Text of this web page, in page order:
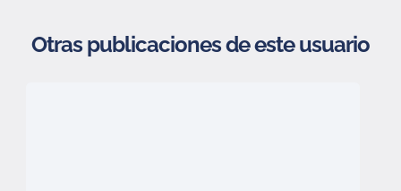
Otras publicaciones de este usuario